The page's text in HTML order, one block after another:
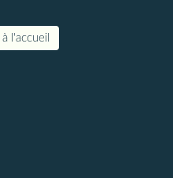
l'accueil